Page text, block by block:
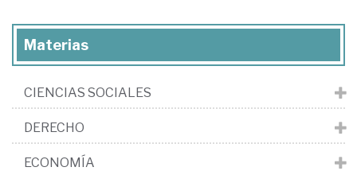
Materias
CIENCIAS SOCIALES
DERECHO
ECONOMÍA